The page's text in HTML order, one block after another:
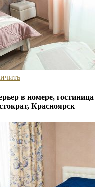
в номере, гостиница
Красноярск